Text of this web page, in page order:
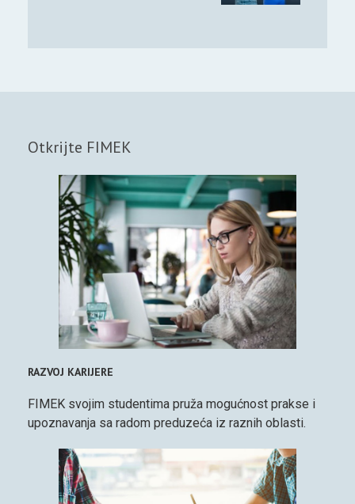
Otkrijte FIMEK
RAZVOJ KARIJERE
FIMEK svojim studentima pruža mogućnost prakse i
upoznavanja sa radom preduzeća iz raznih oblasti.